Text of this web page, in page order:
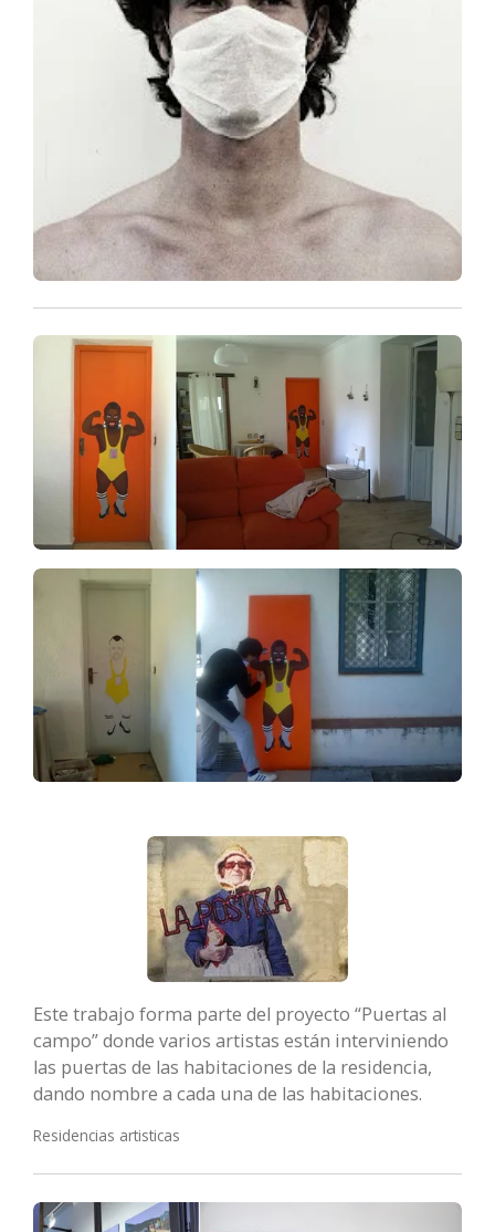
Este trabajo forma parte del proyecto “Puertas al
campo” donde varios artistas están interviniendo
las puertas de las habitaciones de la residencia,
dando nombre a cada una de las habitaciones.
Residencias artisticas